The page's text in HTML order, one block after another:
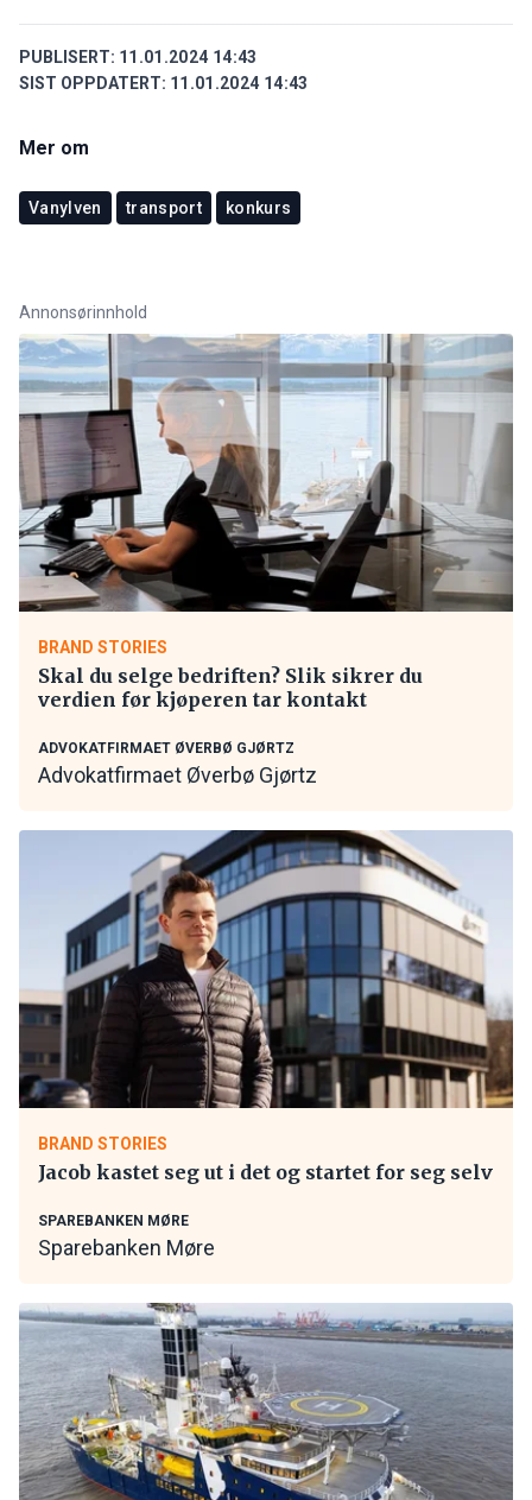
PUBLISERT: 11.01.2024 14:43
SIST OPPDATERT: 11.01.2024 14:43
Mer om
Vanylven transport konkurs
Annonsørinnhold
BRAND STORIES
Skal du selge bedriften? Slik sikrer du
verdien før kjøperen tar kontakt
ADVOKATFIRMAET ØVERBØ GJØRTZ
Advokatfirmaet Øverbø Gjørtz
BRAND STORIES
Jacob kastet seg ut i det og startet for seg selv
SPAREBANKEN MØRE
Sparebanken Møre